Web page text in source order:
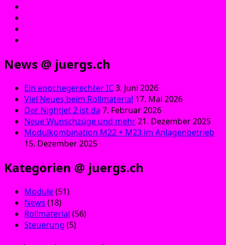
News @ juergs.ch
Ein epochegerechter IC3. Juni 2026
Viel Neues beim Rollmaterial 17. Mai 2026
Der Nightjet 2 ist da 7. Februar 2026
Neue Wunschzüge und mehr21. Dezember 2025
Modulkombination M22 + M23 im Anlagenbetrieb
15. Dezember 2025
Kategorien @ juergs.ch
Module(51)
News (18)
Rollmaterial (56)
Steuerung (5)